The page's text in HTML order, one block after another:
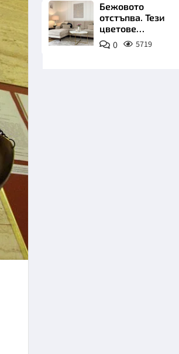
Бежовото
отстъпва. Тези
цветове
превземат
всекидневната
0 5719